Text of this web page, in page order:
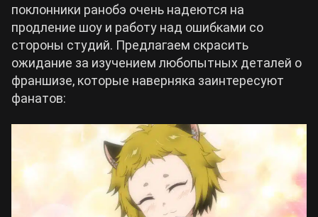
поклонники ранобэ очень надеются на
продление шоу и работу над ошибками со
стороны студий. Предлагаем скрасить
ожидание за изучением любопытных деталей о
франшизе, которые наверняка заинтересуют
фанатов: